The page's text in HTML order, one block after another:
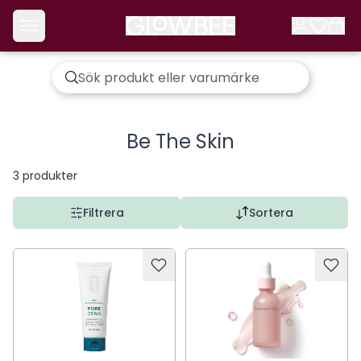
Be The Skin
3 produkter
Filtrera Sortera